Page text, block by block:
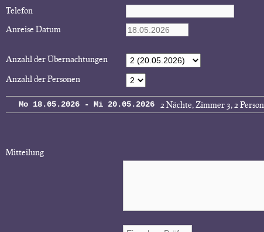
Telefon
Anreise Datum
Anzahl der Übernachtungen
Anzahl der Personen
2 Nächte, Zimmer 3, 2
Mo 18.05.2026 - Mi 20.05.2026
Mitteilung